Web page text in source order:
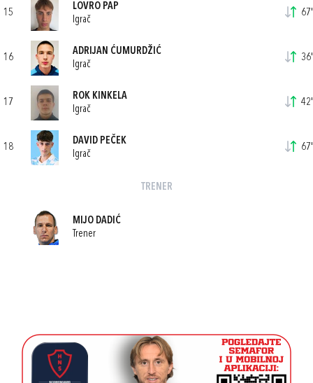
15
LOVRO PAP
Igrač
67'
16
ADRIJAN ĆUMURDŽIĆ
Igrač
36'
17
ROK KINKELA
Igrač
42'
18
DAVID PEČEK
Igrač
67'
TRENER
MIJO DADIĆ
Trener